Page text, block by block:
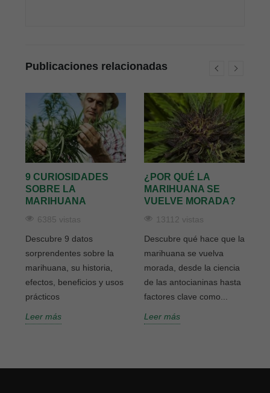
Publicaciones relacionadas
9 CURIOSIDADES
SOBRE LA
MARIHUANA
6385 vistas
Descubre 9 datos
sorprendentes sobre la
marihuana, su historia,
efectos, beneficios y usos
prácticos
Leer más
¿POR QUÉ LA
MARIHUANA SE
VUELVE MORADA?
13112 vistas
Descubre qué hace que la
marihuana se vuelva
morada, desde la ciencia
de las antocianinas hasta
factores clave como...
Leer más